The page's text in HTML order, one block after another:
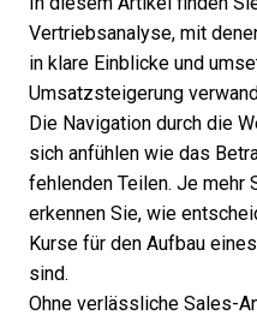
Vertriebsanalyse, mit
in klare Einblicke und
Umsatzsteigerung
Die Navigation durch die
sich anfühlen wie das
fehlenden Teilen. Je mehr
erkennen Sie, wie
Kurse für den Aufbau
sind.
Ohne verlässliche Sales-